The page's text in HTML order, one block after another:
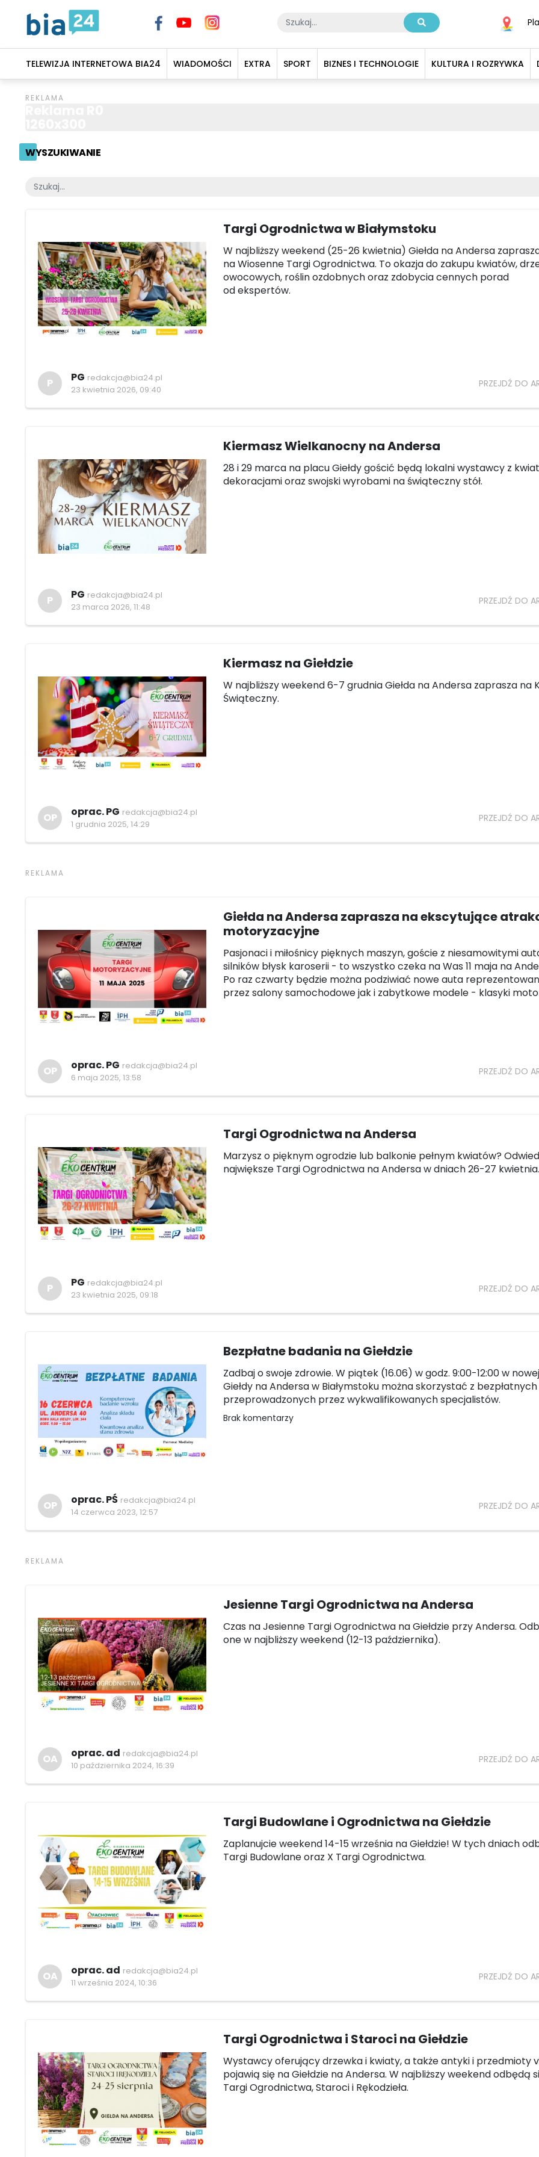
TELEWIZJA INTERNETOWA BIA24 WIADOMOŚCI EXTRA SPORT BIZNES I TECHNOLOGIE KULTURA I ROZRYWKA
WYSZUKIWANIE
Targi Ogrodnictwa w Białymstoku
W najbliższy weekend (25-26 kwietnia) Giełda na Andersa
na Wiosenne Targi Ogrodnictwa. To okazja do zakupu kwiatów,
owocowych, roślin ozdobnych oraz zdobycia cennych porad
od ekspertów.
P PG redakcja@bia24.pl
23 kwietnia 2026, 09:40
PRZEJDŹ DO
Kiermasz Wielkanocny na Andersa
28 i 29 marca na placu Giełdy gościć będą lokalni wystawcy z
dekoracjami oraz swojski wyrobami na świąteczny stół.
P PG redakcja@bia24.pl
23 marca 2026, 11:48
PRZEJDŹ DO
Kiermasz na Giełdzie
W najbliższy weekend 6-7 grudnia Giełda na Andersa zaprasza na
Świąteczny.
OP oprac. PG redakcja@bia24.pl
1 grudnia 2025, 14:29
PRZEJDŹ DO
Giełda na Andersa zaprasza na ekscytujące
motoryzacyjne
Pasjonaci i miłośnicy pięknych maszyn, goście z niesamowitymi
silników błysk karoserii - to wszystko czeka na Was 11 maja na
Po raz czwarty będzie można podziwiać nowe auta
przez salony samochodowe jak i zabytkowe modele - klasyki
OP oprac. PG redakcja@bia24.pl
6 maja 2025, 13:58
PRZEJDŹ DO
Targi Ogrodnictwa na Andersa
Marzysz o pięknym ogrodzie lub balkonie pełnym kwiatów?
największe Targi Ogrodnictwa na Andersa w dniach 26-27 kwietnia.
P PG redakcja@bia24.pl
23 kwietnia 2025, 09:18
PRZEJDŹ DO
Bezpłatne badania na Giełdzie
Zadbaj o swoje zdrowie. W piątek (16.06) w godz. 9:00-12:00 w
Giełdy na Andersa w Białymstoku można skorzystać z
przeprowadzonych przez wykwalifikowanych specjalistów.
Brak komentarzy
OP oprac. PŚ redakcja@bia24.pl
14 czerwca 2023, 12:57
PRZEJDŹ DO
Jesienne Targi Ogrodnictwa na Andersa
Czas na Jesienne Targi Ogrodnictwa na Giełdzie przy Andersa.
one w najbliższy weekend (12-13 października).
OA oprac. ad redakcja@bia24.pl
10 października 2024, 16:39
PRZEJDŹ DO
Targi Budowlane i Ogrodnictwa na Giełdzie
Zaplanujcie weekend 14-15 września na Giełdzie! W tych dniach
Targi Budowlane oraz X Targi Ogrodnictwa.
OA oprac. ad redakcja@bia24.pl
11 września 2024, 10:36
PRZEJDŹ DO
Targi Ogrodnictwa i Staroci na Giełdzie
Wystawcy oferujący drzewka i kwiaty, a także antyki i przedmioty
pojawią się na Giełdzie na Andersa. W najbliższy weekend odbędą
Targi Ogrodnictwa, Staroci i Rękodzieła.